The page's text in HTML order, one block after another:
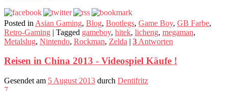
Posted in Asian Gaming, Blog, Bootlegs, Game Boy, GB Farbe,
Retro-Gaming | Tagged gameboy, hitek, licheng, megaman,
Metalslug, Nintendo, Rockman, Zelda | 3 Antworten
Reisen in China 2013 - Videospiel Käufe !
Gesendet am 5 August 2013 durch Dentifritz